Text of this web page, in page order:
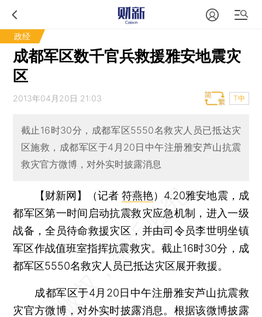
政经
成都军区数千官兵救援雅安地震灾
区
2013年04月20日 21:03 T中
截止16时30分，成都军区5550名救灾人员已抵达灾
区施救，成都军区于4月20日中午注册雅安芦山抗震
救灾官方微博，对外实时披露消息
【财新网】（记者符燕艳） 4.20雅安地震，成
都军区第一时间启动抗震救灾应急机制，进入一级
战备，全员待命救援灾区，并由司令员李世明坐镇
军区作战值班室指挥抗震救灾。截止16时30分，成
都军区5550名救灾人员已抵达灾区展开救援。
成都军区于4月20日中午注册雅安芦山抗震救
灾官方微博，对外实时披露消息。根据该微博披露